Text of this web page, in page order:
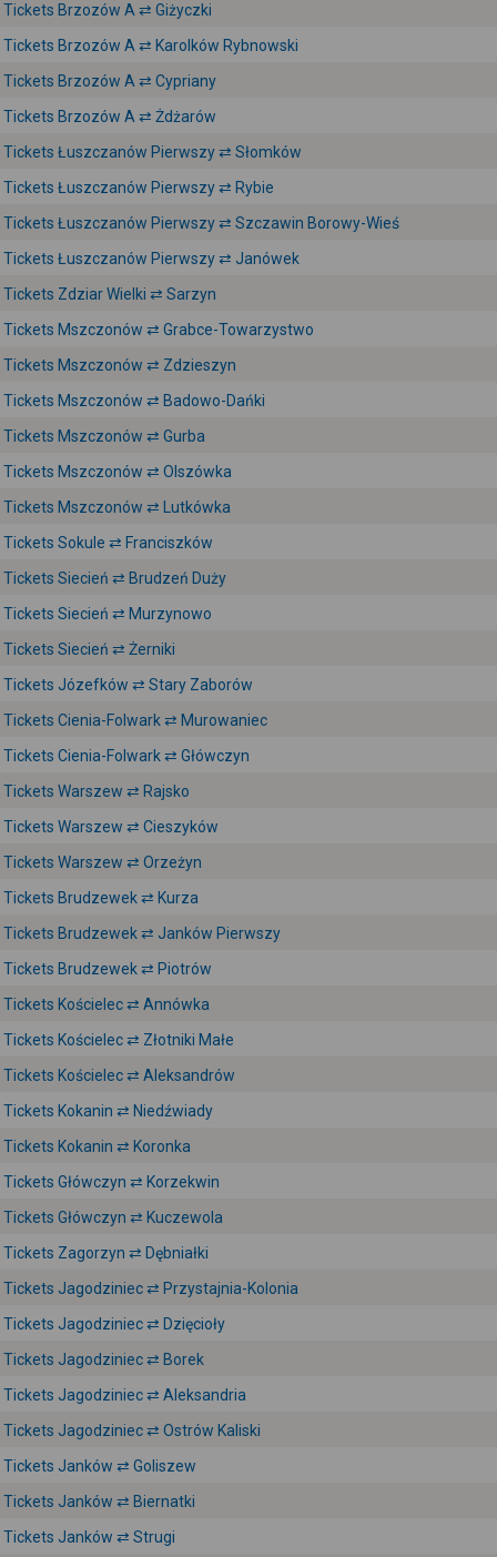
Tickets Brzozów A ⇄ Giżyczki
Tickets Brzozów A ⇄ Karolków Rybnowski
Tickets Brzozów A ⇄ Cypriany
Tickets Brzozów A ⇄ Żdżarów
Tickets Łuszczanów Pierwszy ⇄ Słomków
Tickets Łuszczanów Pierwszy ⇄ Rybie
Tickets Łuszczanów Pierwszy ⇄ Szczawin Borowy-Wieś
Tickets Łuszczanów Pierwszy ⇄ Janówek
Tickets Zdziar Wielki ⇄ Sarzyn
Tickets Mszczonów ⇄ Grabce-Towarzystwo
Tickets Mszczonów ⇄ Zdzieszyn
Tickets Mszczonów ⇄ Badowo-Dańki
Tickets Mszczonów ⇄ Gurba
Tickets Mszczonów ⇄ Olszówka
Tickets Mszczonów ⇄ Lutkówka
Tickets Sokule ⇄ Franciszków
Tickets Siecień ⇄ Brudzeń Duży
Tickets Siecień ⇄ Murzynowo
Tickets Siecień ⇄ Żerniki
Tickets Józefków ⇄ Stary Zaborów
Tickets Cienia-Folwark ⇄ Murowaniec
Tickets Cienia-Folwark ⇄ Główczyn
Tickets Warszew ⇄ Rajsko
Tickets Warszew ⇄ Cieszyków
Tickets Warszew ⇄ Orzeżyn
Tickets Brudzewek ⇄ Kurza
Tickets Brudzewek ⇄ Janków Pierwszy
Tickets Brudzewek ⇄ Piotrów
Tickets Kościelec ⇄ Annówka
Tickets Kościelec ⇄ Złotniki Małe
Tickets Kościelec ⇄ Aleksandrów
Tickets Kokanin ⇄ Niedźwiady
Tickets Kokanin ⇄ Koronka
Tickets Główczyn ⇄ Korzekwin
Tickets Główczyn ⇄ Kuczewola
Tickets Zagorzyn ⇄ Dębniałki
Tickets Jagodziniec ⇄ Przystajnia-Kolonia
Tickets Jagodziniec ⇄ Dzięcioły
Tickets Jagodziniec ⇄ Borek
Tickets Jagodziniec ⇄ Aleksandria
Tickets Jagodziniec ⇄ Ostrów Kaliski
Tickets Janków ⇄ Goliszew
Tickets Janków ⇄ Biernatki
Tickets Janków ⇄ Strugi